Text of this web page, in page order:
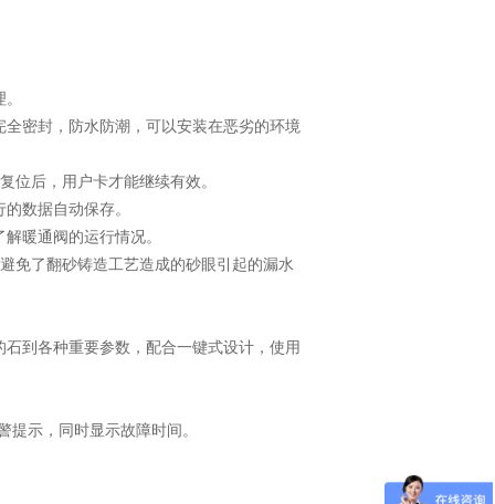
。
密封，防水防潮，可以安装在恶劣的环境
位后，用户卡才能继续有效。
数据自动保存。
暖通阀的运行情况。
免了翻砂铸造工艺造成的砂眼引起的漏水
到各种重要参数，配合一键式设计，使用
提示，同时显示故障时间。